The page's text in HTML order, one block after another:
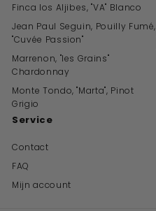
Finca los Aljibes, "VA" Blanco
Jean Paul Seguin, Pouilly Fumé,
"Cuvée Passion"
Marrenon, "les Grains"
Chardonnay
Monte Tondo, "Marta", Pinot
Grigio
Service
Contact
FAQ
Mijn account